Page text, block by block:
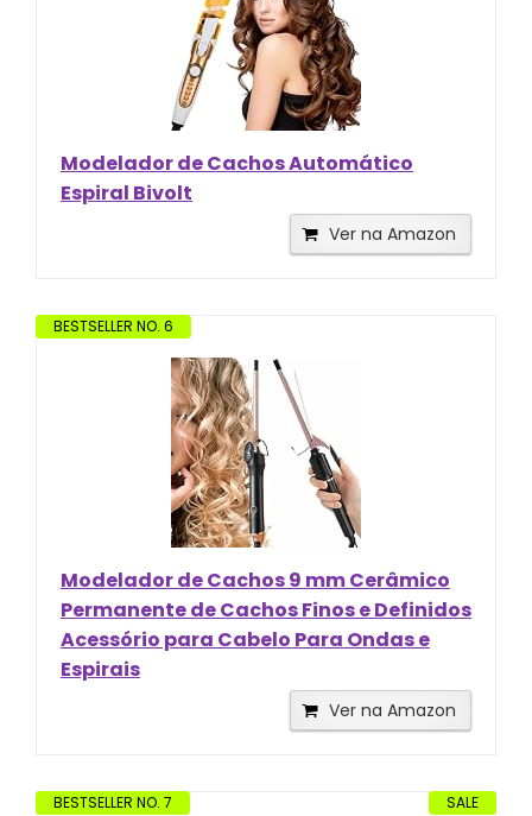
Modelador de Cachos Automático
Espiral Bivolt
Ver na Amazon
BESTSELLER NO. 6
Modelador de Cachos 9 mm Cerâmico
Permanente de Cachos Finos e Definidos
Acessório para Cabelo Para Ondas e
Espirais
Ver na Amazon
SALE
BESTSELLER NO. 7